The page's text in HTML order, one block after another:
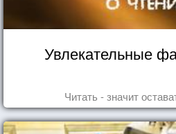
Увлекательные
Читать - значит